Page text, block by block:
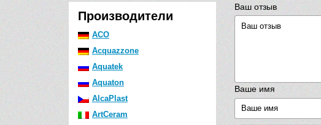
Производители
ACO
Acquazzone
Aquatek
Aquaton
AlcaPlast
ArtCeram
Ваш отзыв
Ваше имя